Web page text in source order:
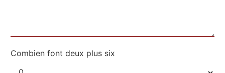
Combien font deux plus six